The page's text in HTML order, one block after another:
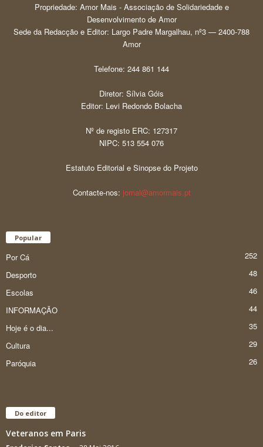
Propriedade: Amor Mais - Associação de Solidariedade e
Desenvolvimento de Amor
Sede da Redacção e Editor: Largo Padre Margalhau, nº3 — 2400-788
Amor
Telefone: 244 861 144
Diretor: Sílvia Góis
Editor: Levi Redondo Bolacha
Nº de registo ERC: 127317
NIPC: 513 554 076
Estatuto Editorial e Sinopse do Projeto
Contacte-nos: jornal@amormais.pt
Popular
Por Cá
252
Desporto
48
Escolas
46
INFORMAÇÃO
44
Hoje é o dia...
35
Cultura
29
Paróquia
26
Do editor
Veteranos em Paris